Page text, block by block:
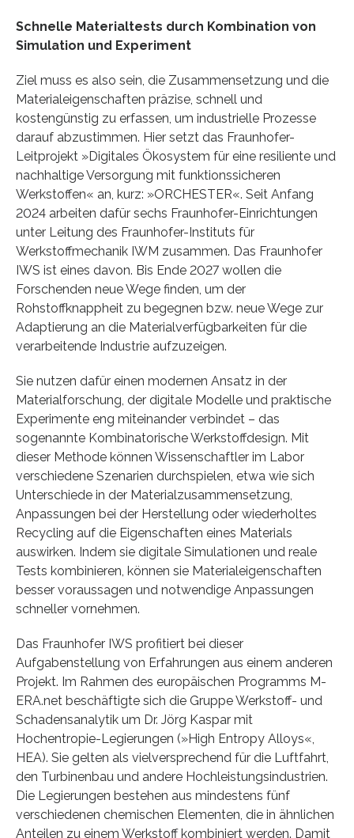
Schnelle Materialtests durch Kombination von
Simulation und Experiment
Ziel muss es also sein, die Zusammensetzung und die
Materialeigenschaften präzise, schnell und
kostengünstig zu erfassen, um industrielle Prozesse
darauf abzustimmen. Hier setzt das Fraunhofer-
Leitprojekt »Digitales Ökosystem für eine resiliente und
nachhaltige Versorgung mit funktionssicheren
Werkstoffen« an, kurz: »ORCHESTER«. Seit Anfang
2024 arbeiten dafür sechs Fraunhofer-Einrichtungen
unter Leitung des Fraunhofer-Instituts für
Werkstoffmechanik IWM zusammen. Das Fraunhofer
IWS ist eines davon. Bis Ende 2027 wollen die
Forschenden neue Wege finden, um der
Rohstoffknappheit zu begegnen bzw. neue Wege zur
Adaptierung an die Materialverfügbarkeiten für die
verarbeitende Industrie aufzuzeigen.
Sie nutzen dafür einen modernen Ansatz in der
Materialforschung, der digitale Modelle und praktische
Experimente eng miteinander verbindet – das
sogenannte Kombinatorische Werkstoffdesign. Mit
dieser Methode können Wissenschaftler im Labor
verschiedene Szenarien durchspielen, etwa wie sich
Unterschiede in der Materialzusammensetzung,
Anpassungen bei der Herstellung oder wiederholtes
Recycling auf die Eigenschaften eines Materials
auswirken. Indem sie digitale Simulationen und reale
Tests kombinieren, können sie Materialeigenschaften
besser voraussagen und notwendige Anpassungen
schneller vornehmen.
Das Fraunhofer IWS profitiert bei dieser
Aufgabenstellung von Erfahrungen aus einem anderen
Projekt. Im Rahmen des europäischen Programms M-
ERA.net beschäftigte sich die Gruppe Werkstoff- und
Schadensanalytik um Dr. Jörg Kaspar mit
Hochentropie-Legierungen (»High Entropy Alloys«,
HEA). Sie gelten als vielversprechend für die Luftfahrt,
den Turbinenbau und andere Hochleistungsindustrien.
Die Legierungen bestehen aus mindestens fünf
verschiedenen chemischen Elementen, die in ähnlichen
Anteilen zu einem Werkstoff kombiniert werden. Damit